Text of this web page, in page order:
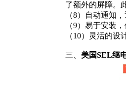
了额外的屏障。
（8）自动通知
（9）易于安装
（10）灵活的
三、 美国SEL继